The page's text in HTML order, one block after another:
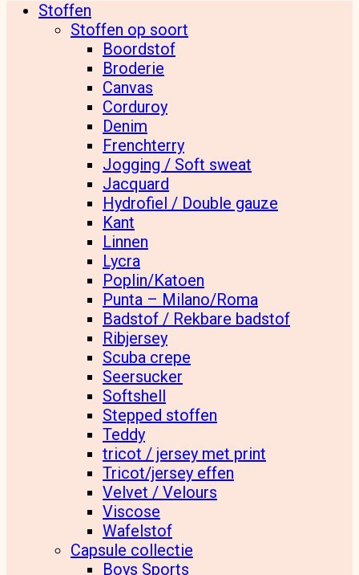
Stoffen
Stoffen op soort
Boordstof
Broderie
Canvas
Corduroy
Denim
Frenchterry
Jogging / Soft sweat
Jacquard
Hydrofiel / Double gauze
Kant
Linnen
Lycra
Poplin/Katoen
Punta – Milano/Roma
Badstof / Rekbare badstof
Ribjersey
Scuba crepe
Seersucker
Softshell
Stepped stoffen
Teddy
tricot / jersey met print
Tricot/jersey effen
Velvet / Velours
Viscose
Wafelstof
Capsule collectie
Boys Sports